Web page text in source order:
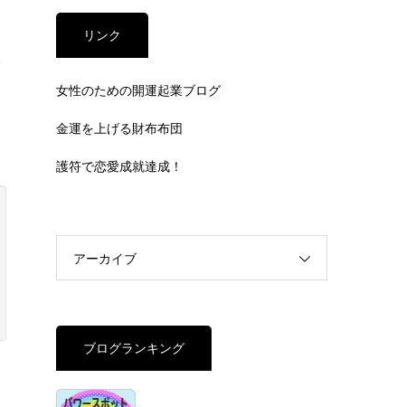
リンク
女性のための開運起業ブログ
金運を上げる財布布団
護符で恋愛成就達成！
アーカイブ
ブログランキング